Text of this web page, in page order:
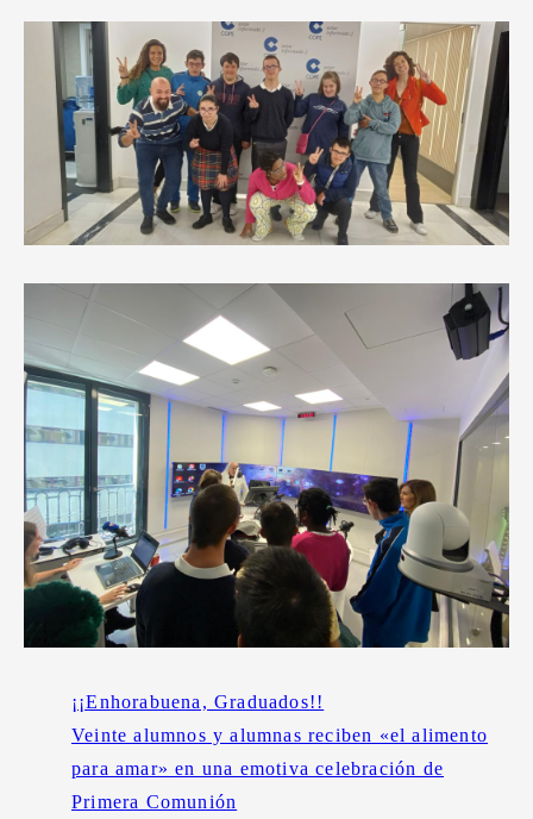
¡¡Enhorabuena, Graduados!!
Veinte alumnos y alumnas reciben «el alimento
para amar» en una emotiva celebración de
Primera Comunión